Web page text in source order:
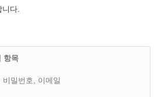
회사가 제공하는 서비스의 가입조건 및
합니다.
니다.
항목
밀번호, 이메일